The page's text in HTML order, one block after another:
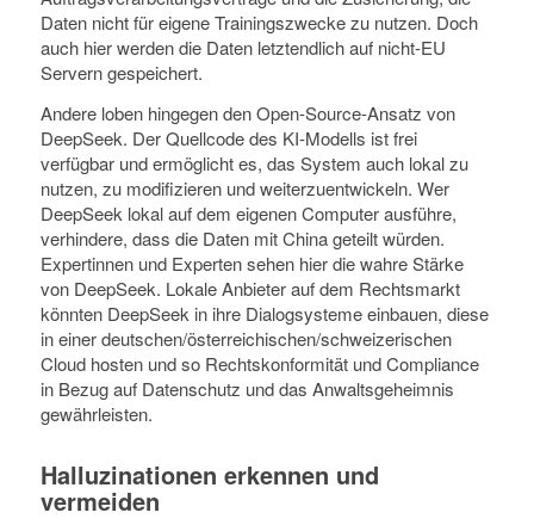
Daten nicht für eigene Trainingszwecke zu nutzen. Doch
auch hier werden die Daten letztendlich auf nicht-EU
Servern gespeichert.
Andere loben hingegen den Open-Source-Ansatz von
DeepSeek. Der Quellcode des KI-Modells ist frei
verfügbar und ermöglicht es, das System auch lokal zu
nutzen, zu modifizieren und weiterzuentwickeln. Wer
DeepSeek lokal auf dem eigenen Computer ausführe,
verhindere, dass die Daten mit China geteilt würden.
Expertinnen und Experten sehen hier die wahre Stärke
von DeepSeek. Lokale Anbieter auf dem Rechtsmarkt
könnten DeepSeek in ihre Dialogsysteme einbauen, diese
in einer deutschen/österreichischen/schweizerischen
Cloud hosten und so Rechtskonformität und Compliance
in Bezug auf Datenschutz und das Anwaltsgeheimnis
gewährleisten.
Halluzinationen erkennen und
vermeiden